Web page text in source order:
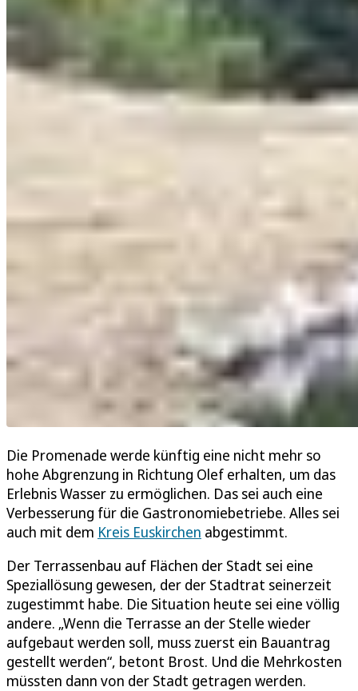
Die Promenade werde künftig eine nicht mehr so
hohe Abgrenzung in Richtung Olef erhalten, um das
Erlebnis Wasser zu ermöglichen. Das sei auch eine
Verbesserung für die Gastronomiebetriebe. Alles sei
auch mit dem Kreis Euskirchen abgestimmt.
Der Terrassenbau auf Flächen der Stadt sei eine
Speziallösung gewesen, der der Stadtrat seinerzeit
zugestimmt habe. Die Situation heute sei eine völlig
andere. „Wenn die Terrasse an der Stelle wieder
aufgebaut werden soll, muss zuerst ein Bauantrag
gestellt werden“, betont Brost. Und die Mehrkosten
müssten dann von der Stadt getragen werden.